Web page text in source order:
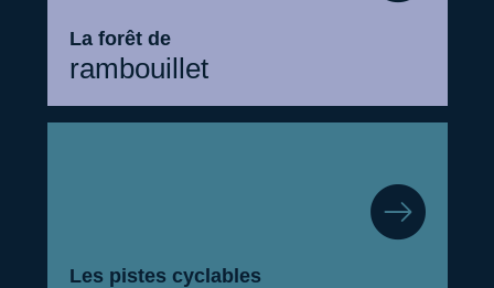
La forêt de
rambouillet
Les pistes cyclables